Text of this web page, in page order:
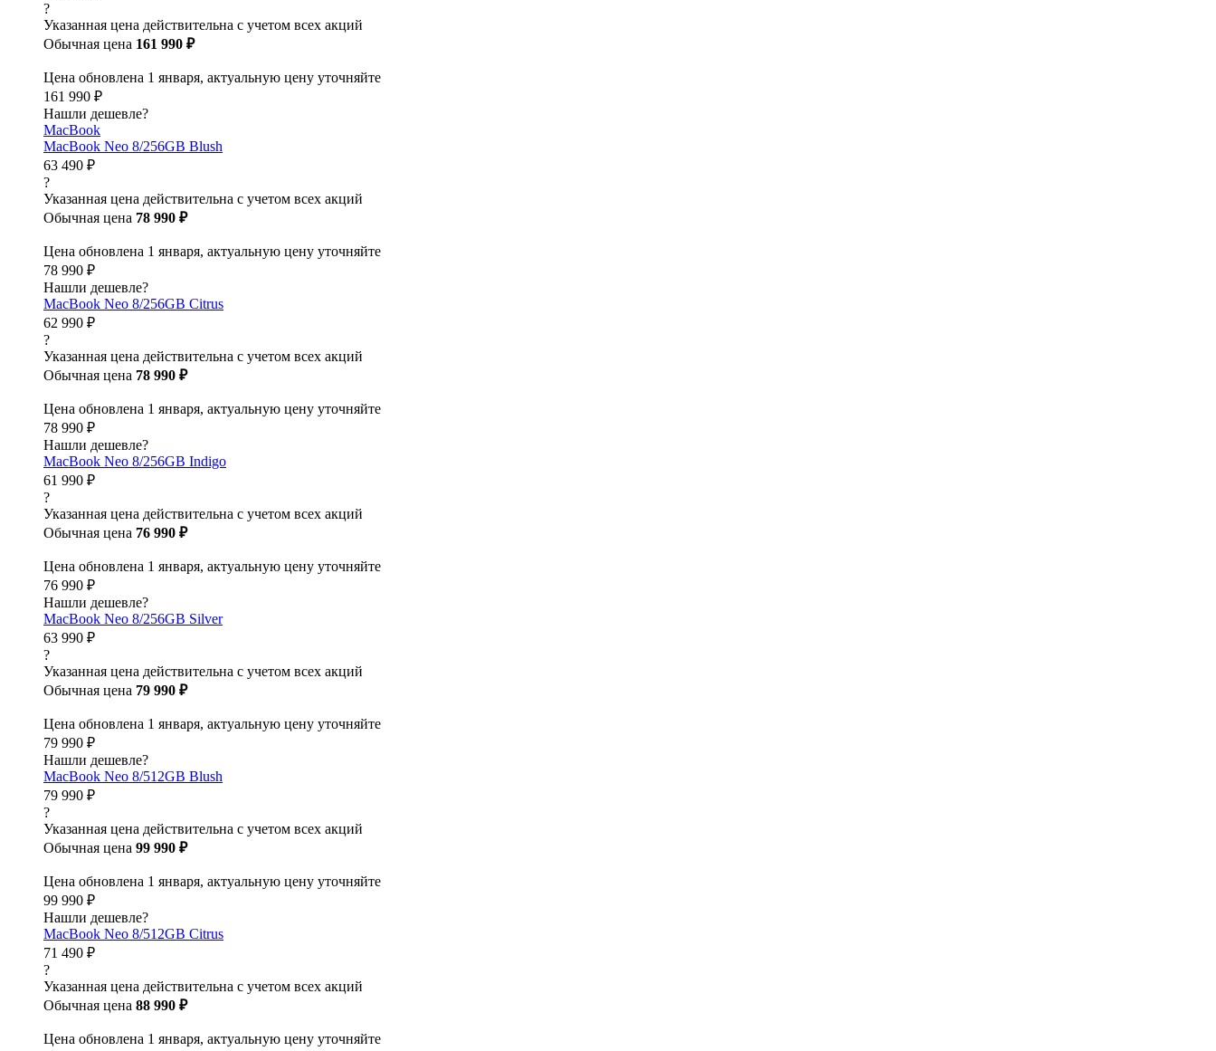
?
Указанная цена действительна с учетом всех акций
Обычная цена 161 990 ₽
Цена обновлена 1 января, актуальную цену уточняйте
161 990 ₽
Нашли дешевле?
MacBook
MacBook Neo 8/256GB Blush
63 490 ₽
?
Указанная цена действительна с учетом всех акций
Обычная цена 78 990 ₽
Цена обновлена 1 января, актуальную цену уточняйте
78 990 ₽
Нашли дешевле?
MacBook Neo 8/256GB Citrus
62 990 ₽
?
Указанная цена действительна с учетом всех акций
Обычная цена 78 990 ₽
Цена обновлена 1 января, актуальную цену уточняйте
78 990 ₽
Нашли дешевле?
MacBook Neo 8/256GB Indigo
61 990 ₽
?
Указанная цена действительна с учетом всех акций
Обычная цена 76 990 ₽
Цена обновлена 1 января, актуальную цену уточняйте
76 990 ₽
Нашли дешевле?
MacBook Neo 8/256GB Silver
63 990 ₽
?
Указанная цена действительна с учетом всех акций
Обычная цена 79 990 ₽
Цена обновлена 1 января, актуальную цену уточняйте
79 990 ₽
Нашли дешевле?
MacBook Neo 8/512GB Blush
79 990 ₽
?
Указанная цена действительна с учетом всех акций
Обычная цена 99 990 ₽
Цена обновлена 1 января, актуальную цену уточняйте
99 990 ₽
Нашли дешевле?
MacBook Neo 8/512GB Citrus
71 490 ₽
?
Указанная цена действительна с учетом всех акций
Обычная цена 88 990 ₽
Цена обновлена 1 января, актуальную цену уточняйте